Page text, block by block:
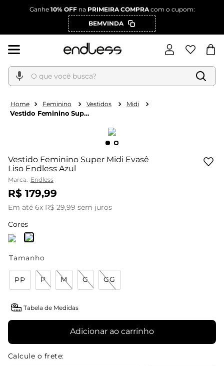
Ganhe 10% OFFna PRIMEIRA COMPRAcom o cupom:
BEMVINDA
O que você busca?
Feminino Vestidos Midi
Vestido Feminino Super
Vestido Feminino Super Midi Evasê
Liso Endless Azul
Marca: Endless
R$ 179,99
Em até 6x R$ 29,99 sem juros
Cores
Tamanho
PP P M G GG
Tabela de Medidas
Adicionar ao carrinho